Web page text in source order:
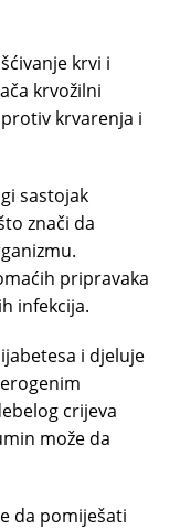
krvi i
krvožilni
krvarenja i
sastojak
znači da
pripravaka
infekcija.
i djeluje
crijeva
može da
da pomiješati